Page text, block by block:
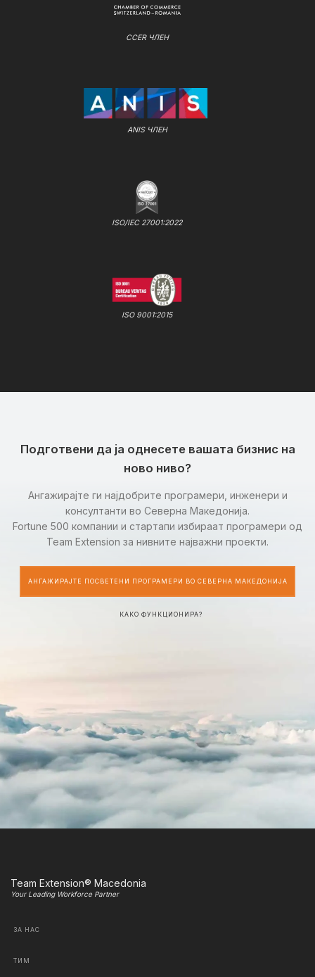
CCER ЧЛЕН
ANIS ЧЛЕН
ISO/IEC 27001:2022
ISO 9001:2015
Подготвени да ја однесете вашата бизнис на
ново ниво?
Ангажирајте ги најдобрите програмери, инженери и
консултанти во Северна Македонија.
Fortune 500 компании и стартапи избираат програмери од
Team Extension за нивните најважни проекти.
АНГАЖИРАЈТЕ ПОСВЕТЕНИ ПРОГРАМЕРИ ВО СЕВЕРНА МАКЕДОНИЈА
КАКО ФУНКЦИОНИРА?
Team Extension® Macedonia
Your Leading Workforce Partner
ЗА НАС
ТИМ